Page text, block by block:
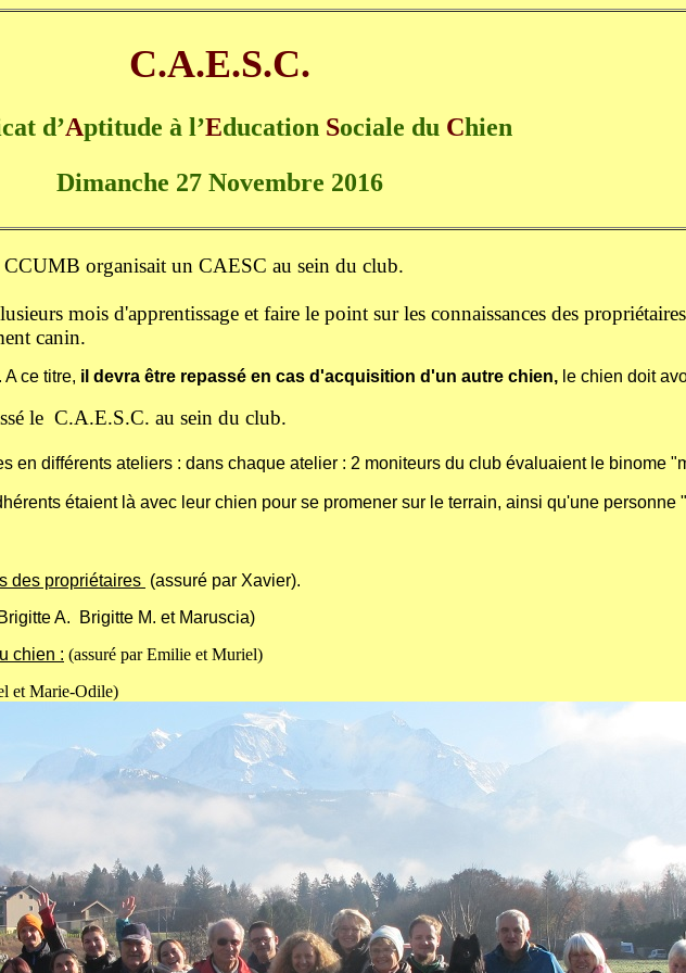
C.A.E.S.C.
d’Aptitude à l’Education Sociale du Chien
Dimanche 27 Novembre 2016
organisait un CAESC au sein du club.
mois d'apprentissage et faire le point sur les connaissances des
canin.
A ce titre, il devra être repassé en cas d'acquisition d'un autre chien, le chien doit
le C.A.E.S.C. au sein du club.
en différents ateliers : dans chaque atelier : 2 moniteurs du club évaluaient le binome
étaient là avec leur chien pour se promener sur le terrain, ainsi qu'une personne
des propriétaires (assuré par Xavier).
A. Brigitte M. et Maruscia)
chien : (assuré par Emilie et Muriel)
et Marie-Odile)